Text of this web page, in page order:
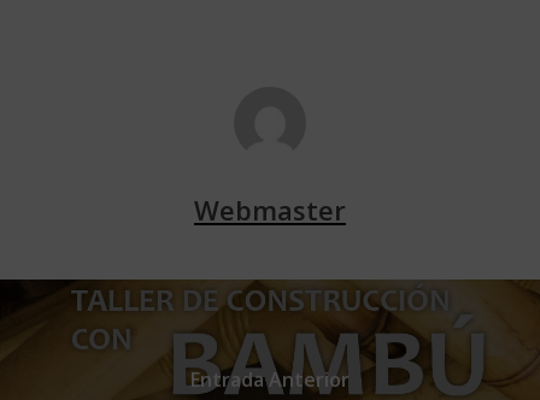
Webmaster
Entrada Anterior